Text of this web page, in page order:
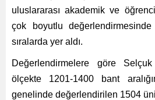
uluslararası akademik ve
çok boyutlu
sıralarda yer aldı.
Değerlendirmelere göre
ölçekte 1201-1400 bant
genelinde değerlendirilen 1504